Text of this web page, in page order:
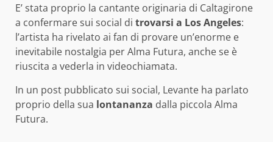
E’ stata proprio la cantante originaria di Caltagirone
a confermare sui social di trovarsi a Los Angeles:
l’artista ha rivelato ai fan di provare un’enorme e
inevitabile nostalgia per Alma Futura, anche se è
riuscita a vederla in videochiamata.
In un post pubblicato sui social, Levante ha parlato
proprio della sua lontananza dalla piccola Alma
Futura.